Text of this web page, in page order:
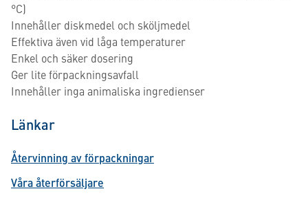
°C)
Innehåller diskmedel och sköljmedel
Effektiva även vid låga temperaturer
Enkel och säker dosering
Ger lite förpackningsavfall
Innehåller inga animaliska ingredienser
Länkar
Återvinning av förpackningar
Våra återförsäljare